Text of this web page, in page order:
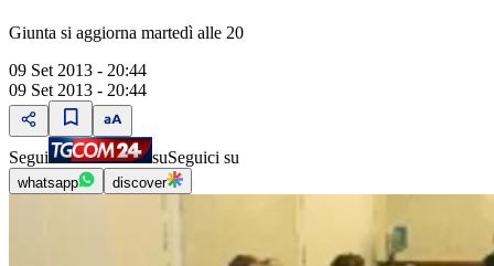
Giunta si aggiorna martedì alle 20
09 Set 2013 - 20:44
09 Set 2013 - 20:44
Segui suSeguici su
whatsapp discover